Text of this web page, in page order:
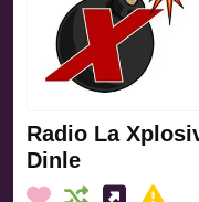
Radio La
Dinle